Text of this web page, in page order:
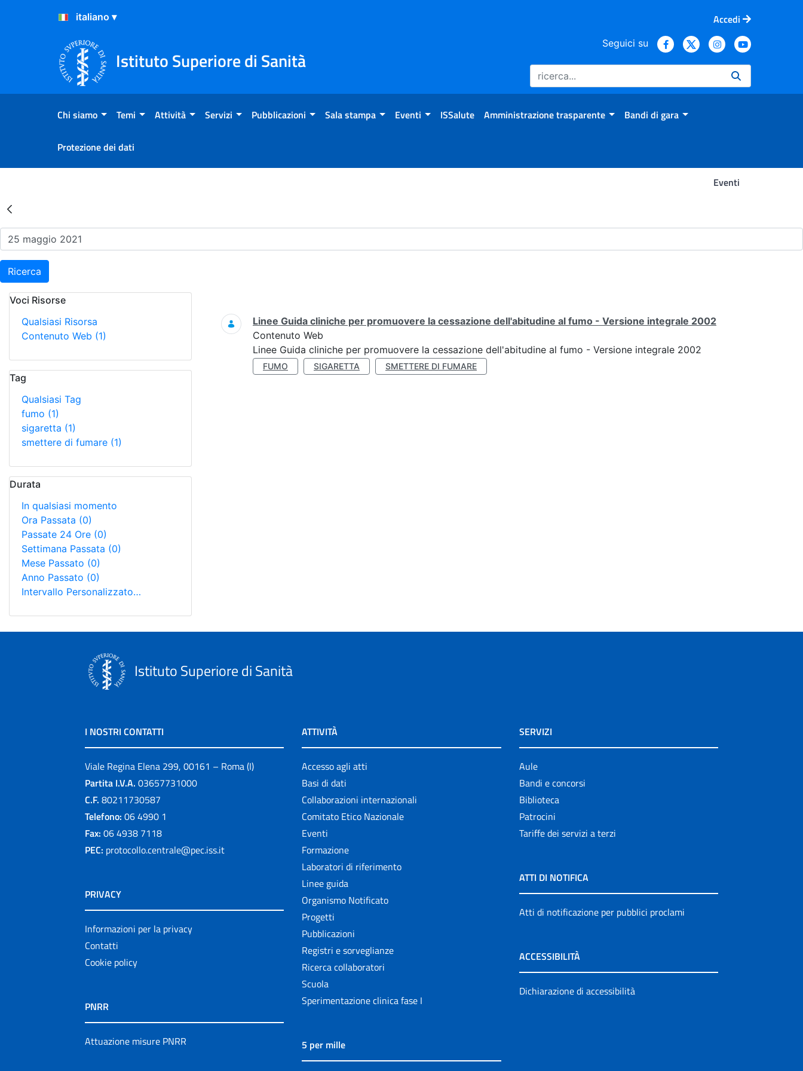
Salta al Contenuto
Salta al Footer
Accedi
Istituto Superiore di Sanità
Seguici su
Chi siamo Temi Attività Servizi Pubblicazioni Sala stampa Eventi ISSalute Amministrazione trasparente Bandi di gara
Protezione dei dati
Eventi
Risultati della Ricerca - Eventi
Ricerca
Voci Risorse
Qualsiasi Risorsa
Contenuto Web (1)
Tag
Qualsiasi Tag
fumo (1)
sigaretta (1)
smettere di fumare (1)
Durata
In qualsiasi momento
Ora Passata (0)
Passate 24 Ore (0)
Settimana Passata (0)
Mese Passato (0)
Anno Passato (0)
Intervallo Personalizzato…
Ricerca
Linee Guida cliniche per promuovere la cessazione dell'abitudine al fumo - Versione integrale 2002
Contenuto Web
Linee Guida cliniche per promuovere la cessazione dell'abitudine al fumo - Versione integrale 2002
FUMO SIGARETTA SMETTERE DI FUMARE
Istituto Superiore di Sanità
I NOSTRI CONTATTI
Viale Regina Elena 299, 00161 – Roma (I)
Partita I.V.A. 03657731000
C.F. 80211730587
Telefono: 06 4990 1
Fax: 06 4938 7118
PEC: protocollo.centrale@pec.iss.it
PRIVACY
Informazioni per la privacy
Contatti
Cookie policy
PNRR
Attuazione misure PNRR
ATTIVITÀ
Accesso agli atti
Basi di dati
Collaborazioni internazionali
Comitato Etico Nazionale
Eventi
Formazione
Laboratori di riferimento
Linee guida
Organismo Notificato
Progetti
Pubblicazioni
Registri e sorveglianze
Ricerca collaboratori
Scuola
Sperimentazione clinica fase I
5 per mille
SERVIZI
Aule
Bandi e concorsi
Biblioteca
Patrocini
Tariffe dei servizi a terzi
ATTI DI NOTIFICA
Atti di notificazione per pubblici proclami
ACCESSIBILITÀ
Dichiarazione di accessibilità